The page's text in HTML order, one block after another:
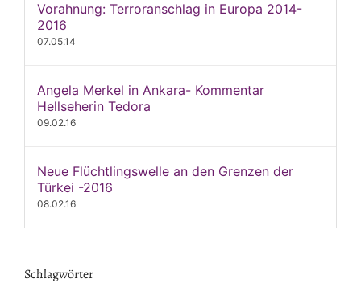
Vorahnung: Terroranschlag in Europa 2014-
2016
07.05.14
Angela Merkel in Ankara- Kommentar
Hellseherin Tedora
09.02.16
Neue Flüchtlingswelle an den Grenzen der
Türkei -2016
08.02.16
Schlagwörter